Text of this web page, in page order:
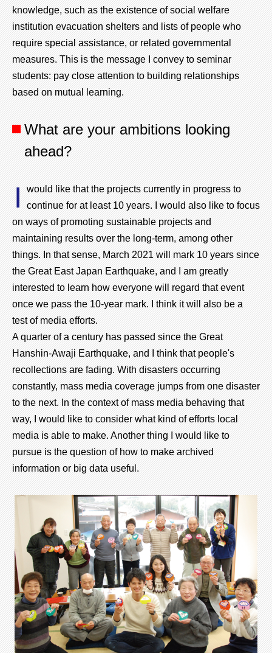
knowledge, such as the existence of social welfare
institution evacuation shelters and lists of people who
require special assistance, or related governmental
measures. This is the message I convey to seminar
students: pay close attention to building relationships
based on mutual learning.
What are your ambitions looking
ahead?
I would like that the projects currently in progress to
continue for at least 10 years. I would also like to focus
on ways of promoting sustainable projects and
maintaining results over the long-term, among other
things. In that sense, March 2021 will mark 10 years since
the Great East Japan Earthquake, and I am greatly
interested to learn how everyone will regard that event
once we pass the 10-year mark. I think it will also be a
test of media efforts.
A quarter of a century has passed since the Great
Hanshin-Awaji Earthquake, and I think that people's
recollections are fading. With disasters occurring
constantly, mass media coverage jumps from one disaster
to the next. In the context of mass media behaving that
way, I would like to consider what kind of efforts local
media is able to make. Another thing I would like to
pursue is the question of how to make archived
information or big data useful.